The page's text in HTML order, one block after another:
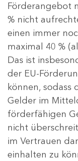
Förderangebot
% nicht
einen immer
maximal 40 %
Das ist
der EU-
können, sodass
Gelder im
förderfähigen
nicht
im Vertrauen
einhalten zu